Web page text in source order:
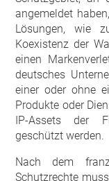
angemeldet
Lösungen, wie
Koexistenz der
einen
deutsches
einer oder ohne
Produkte oder
IP-Assets der
geschützt werden.
Nach dem
Schutzrechte